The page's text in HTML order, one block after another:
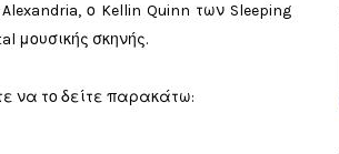
ο Kellin Quinn των Sleeping
μουσικής σκηνής.
να το δείτε παρακάτω: